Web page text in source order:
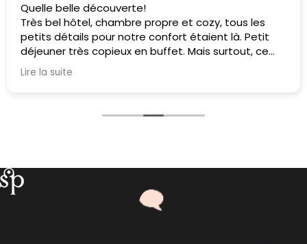
tous les
là. Petit
surtout, ce
de tous
jusqu'au
#parissensuel
J'ai adoré l'accueil, très
souriant efficace. Une nuit au
son jacuzzi délicieusement